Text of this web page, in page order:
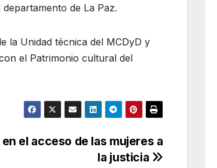
de La Paz.
la Unidad técnica del MCDyD y
el Patrimonio cultural del
el acceso de las mujeres a
la justicia